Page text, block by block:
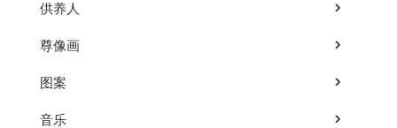
供养人
尊像画
图案
音乐